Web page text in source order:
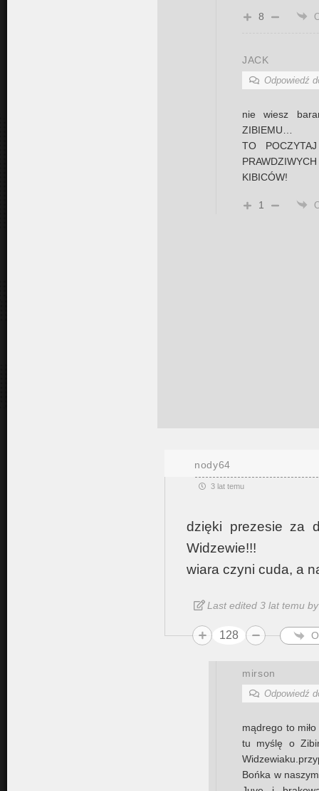
8
JACK
Odpowiedź
nie wiesz
ZIBIEMU…
TO
PRAWDZIWYCH
KIBICÓW!
1
nody64
3 lat temu
dzięki prezesie za
Widzewie!!!
wiara czyni cuda, a
Last edited 3 lat temu
128
mirson
Odpowiedź
mądrego to
tu myślę o
Bońka w